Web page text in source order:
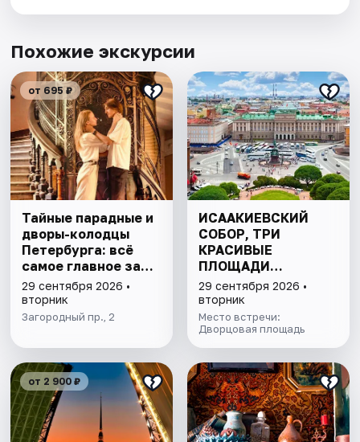
Похожие экскурсии
от 695 ₽
Тайные парадные и
дворы-колодцы
Петербурга: всё
самое главное за
1,5 часа
29 сентября 2026 •
вторник
Загородный пр., 2
ИСААКИЕВСКИЙ
СОБОР, ТРИ
КРАСИВЫЕ
ПЛОЩАДИ
ПЕТЕРБУРГА И
ПОДЪЁМ НА
КОЛОННАДУ В
МИНИ-ГРУППЕ
29 сентября 2026 •
вторник
Место встречи:
Дворцовая площадь
от 2 900 ₽